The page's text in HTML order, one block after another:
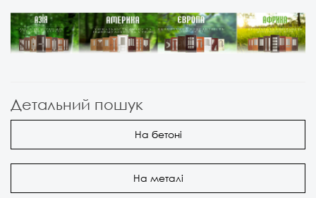
Детальний пошук
На бетоні
На металі